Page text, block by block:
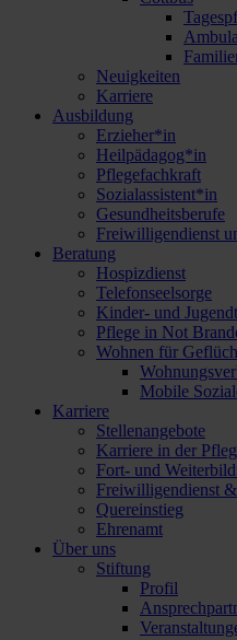
Neuigkeiten
Karriere
Ausbildung
Erzieher*in
Heilpädagog*in
Pflegefachkraft
Sozialassistent*in
Gesundheitsberufe
Freiwilligendienst
Beratung
Hospizdienst
Telefonseelsorge
Kinder- und
Pflege in Not
Wohnen für
Mobile
Karriere
Stellenangebote
Karriere in der
Fort- und
Freiwilligendienst
Quereinstieg
Ehrenamt
Über uns
Stiftung
Profil